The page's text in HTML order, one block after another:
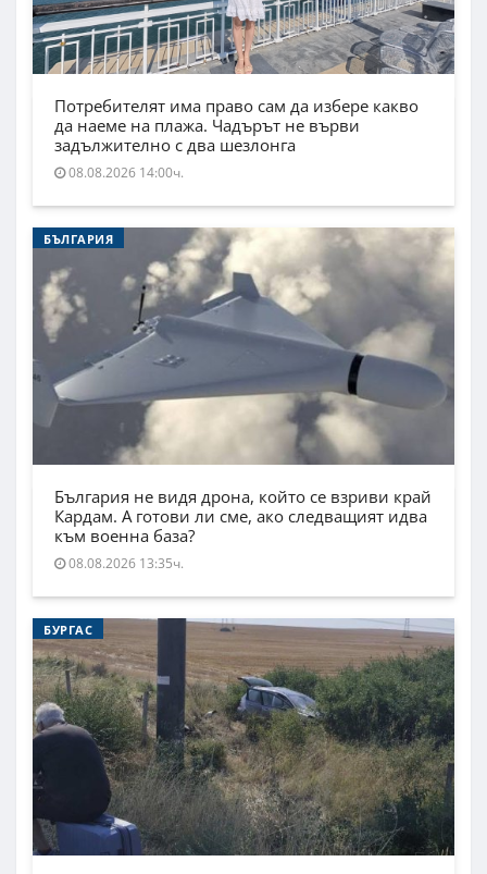
Потребителят има право сам да избере какво
да наеме на плажа. Чадърът не върви
задължително с два шезлонга
08.08.2026 14:00ч.
БЪЛГАРИЯ
България не видя дрона, който се взриви край
Кардам. А готови ли сме, ако следващият идва
към военна база?
08.08.2026 13:35ч.
БУРГАС